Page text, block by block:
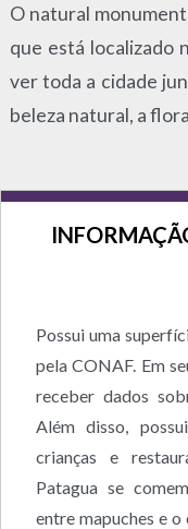
O natural
que está localizado
ver toda a cidade
beleza natural, a
Possui uma
pela CONAF. Em
receber dados
Além disso,
crianças e
Patagua se
entre mapuches e